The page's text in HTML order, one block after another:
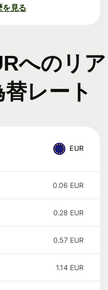
見る
へのリア
レート
EUR
0.06 EUR
0.28 EUR
0.57 EUR
1.14 EUR